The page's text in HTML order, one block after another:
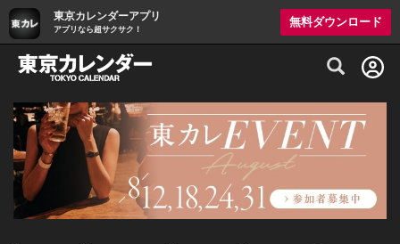
東京カレンダーアプリ
アプリなら超サクサク！
無料ダウンロード
グルメ情報・プレミアムレストラン予約